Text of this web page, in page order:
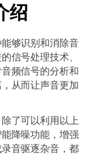
绍
够识别和消除音
信号处理技术、
频信号的分析和
从而让声音更加
了可以利用以上
降噪功能，增强
音驱逐杂音，都